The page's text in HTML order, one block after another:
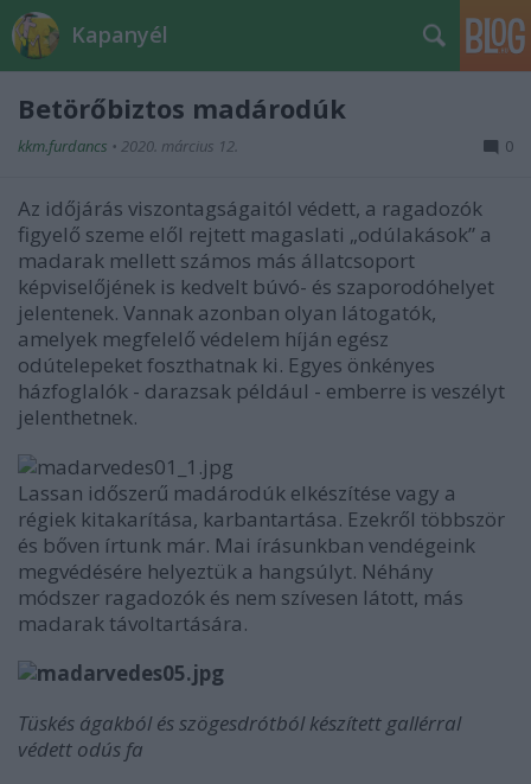
Kapanyél
Betörőbiztos madárodúk
kkm.furdancs • 2020. március 12. 0
Az időjárás viszontagságaitól védett, a ragadozók
figyelő szeme elől rejtett magaslati „odúlakások” a
madarak mellett számos más állatcsoport
képviselőjének is kedvelt búvó- és szaporodóhelyet
jelentenek. Vannak azonban olyan látogatók,
amelyek megfelelő védelem híján egész
odútelepeket foszthatnak ki. Egyes önkényes
házfoglalók - darazsak például - emberre is veszélyt
jelenthetnek.
Lassan időszerű madárodúk elkészítése vagy a
régiek kitakarítása, karbantartása. Ezekről többször
és bőven írtunk már. Mai írásunkban vendégeink
megvédésére helyeztük a hangsúlyt. Néhány
módszer ragadozók és nem szívesen látott, más
madarak távoltartására.
Tüskés ágakból és szögesdrótból készített gallérral
védett odús fa